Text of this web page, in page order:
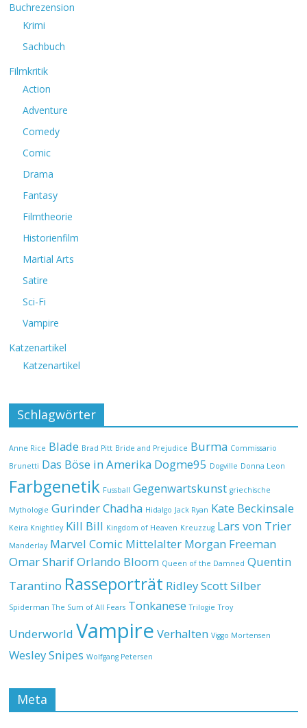
Buchrezension
Krimi
Sachbuch
Filmkritik
Action
Adventure
Comedy
Comic
Drama
Fantasy
Filmtheorie
Historienfilm
Martial Arts
Satire
Sci-Fi
Vampire
Katzenartikel
Katzenartikel
Schlagwörter
Anne Rice Blade Brad Pitt Bride and Prejudice Burma Commissario
Brunetti Das Böse in Amerika Dogme95 Dogville Donna Leon
Farbgenetik Fussball Gegenwartskunst griechische
Mythologie Gurinder Chadha Hidalgo Jack Ryan Kate Beckinsale
Keira Knightley Kill Bill Kingdom of Heaven Kreuzzug Lars von Trier
Manderlay Marvel Comic Mittelalter Morgan Freeman
Omar SharifOrlando Bloom Queen of the Damned Quentin
Tarantino Rasseporträt Ridley ScottSilber
Spiderman The Sum of All Fears Tonkanese Trilogie Troy
Underworld Vampire Verhalten Viggo Mortensen
Wesley Snipes Wolfgang Petersen
Meta